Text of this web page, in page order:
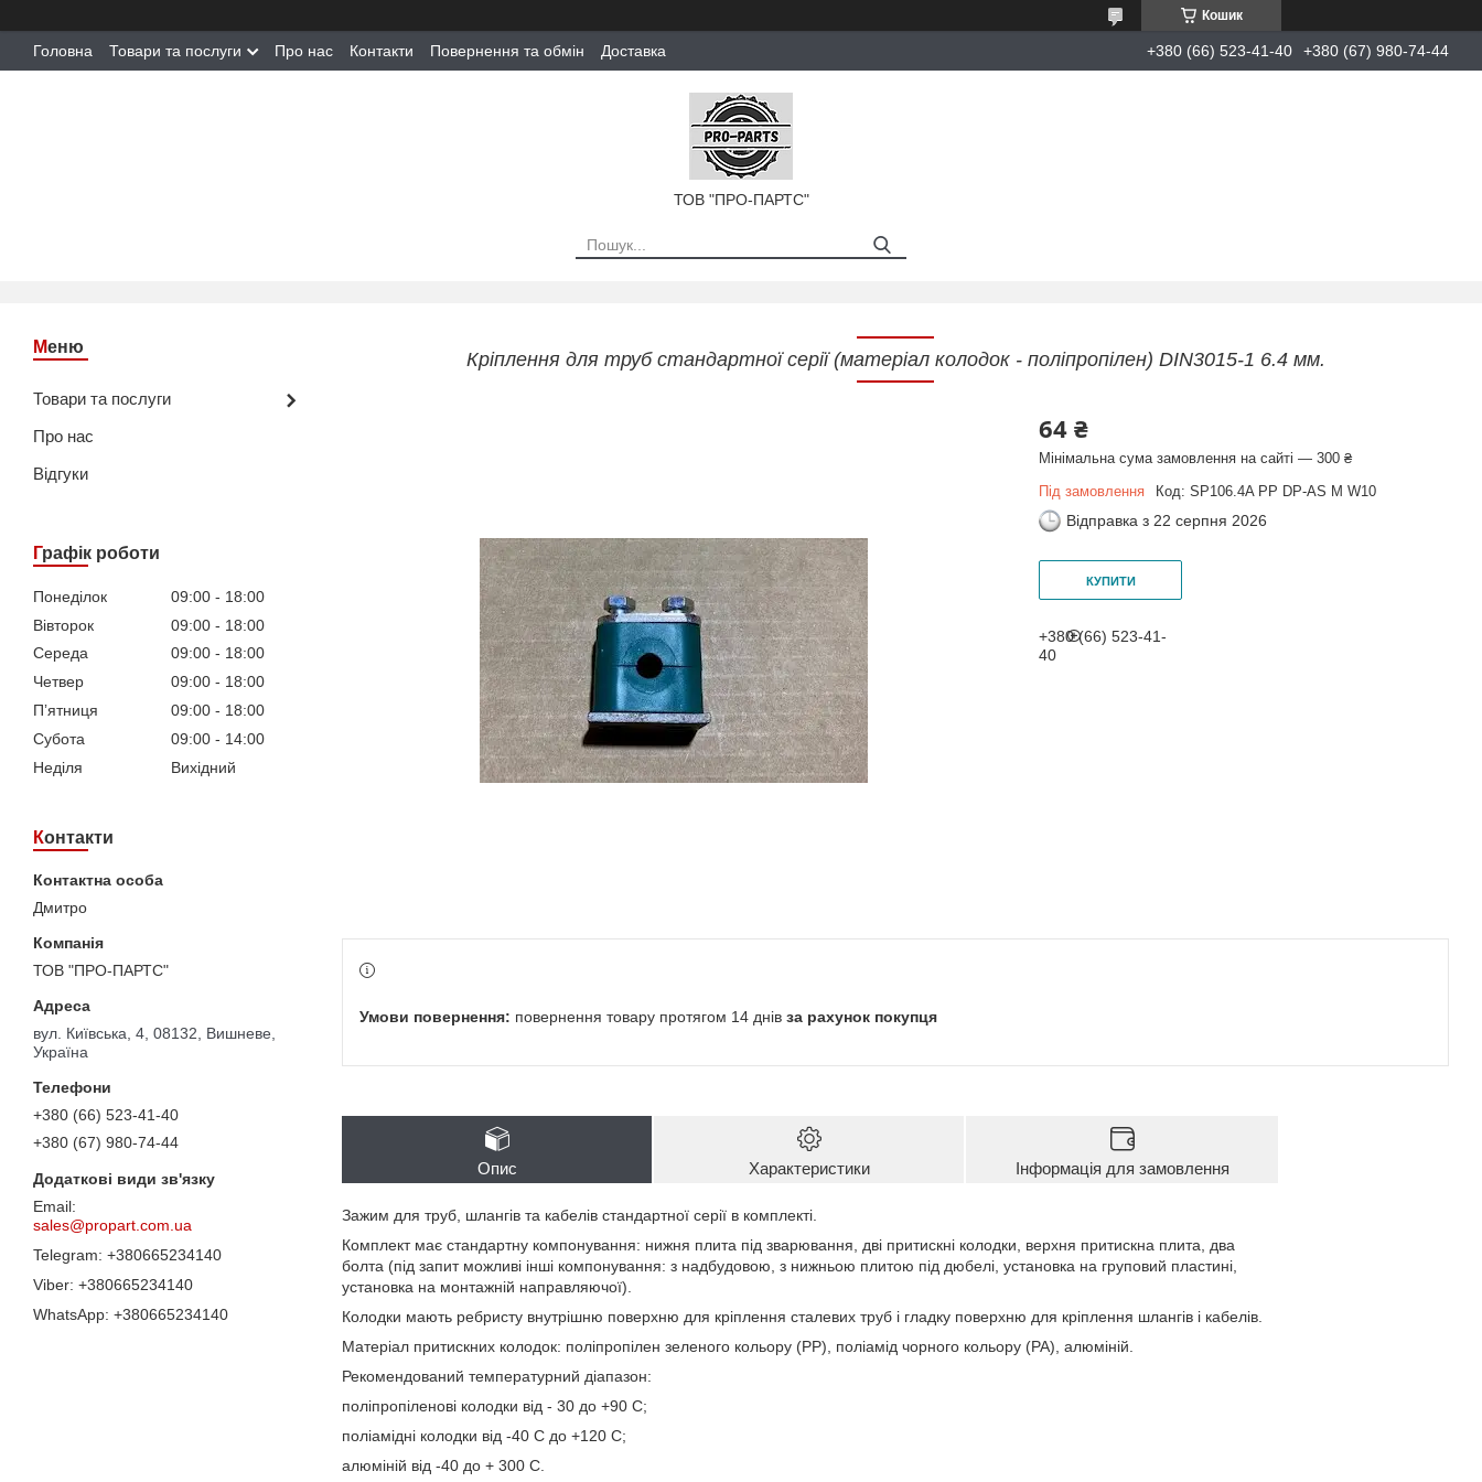
Кошик
Головна Товари та послуги Про нас Контакти Повернення та обмін Доставка +380 (66) 523-41-40 +380 (67) 980-74-44
ТОВ "ПРО-ПАРТС"
Товари та послуги
Про нас
Відгуки
Графік роботи
Понеділок 09:00
18:00
Вівторок
09:00
18:00
Середа
09:00
18:00
Четвер
09:00
18:00
Пʼятниця
09:00
18:00
Субота
09:00
14:00
Неділя
Вихідний
Контакти
Дмитро
ТОВ "ПРО-ПАРТС"
вул. Київська, 4, 08132, Вишневе,
Україна
+380 (66) 523-41-40
+380 (67) 980-74-44
sales@propart.com.ua
+380665234140
+380665234140
+380665234140
Кріплення для труб стандартної серії (матеріал колодок - поліпропілен) DIN3015-1 6.4 мм.
64 ₴
Мінімальна сума замовлення на сайті — 300 ₴
Під замовлення
Код:SP106.4A PP DP-AS M W10
Відправка з 22 серпня 2026
КУПИТИ
+380 (66) 523-41-
40
повернення товару протягом 14 днів за рахунок покупця
Опис Характеристики Інформація для замовлення
Зажим для труб, шлангів та кабелів стандартної серії в комплекті.
Комплект має стандартну компонування: нижня плита під зварювання, дві притискні колодки, верхня притискна плита, два
болта (під запит можливі інші компонування: з надбудовою, з нижньою плитою під дюбелі, установка на груповий пластині,
установка на монтажній направляючої).
Колодки мають ребристу внутрішню поверхню для кріплення сталевих труб і гладку поверхню для кріплення шлангів і кабелів.
Матеріал притискних колодок: поліпропілен зеленого кольору (PP), поліамід чорного кольору (PA), алюміній.
Рекомендований температурний діапазон:
поліпропіленові колодки від - 30 до +90 С;
поліамідні колодки від -40 С до +120 С;
алюміній від -40 до + 300 С.